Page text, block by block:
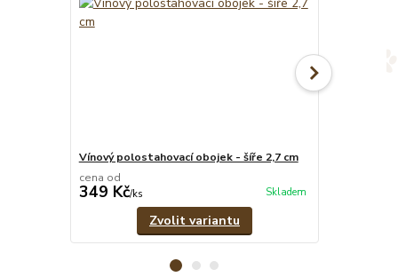
Vínový polostahovací obojek - šíře 2,7 cm
cena od
349 Kč/ks Skladem
Zvolit variantu